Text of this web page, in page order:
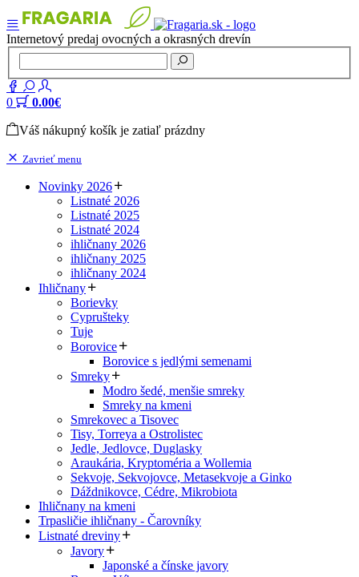
Internetový predaj ovocných a okrasných drevín
0 0.00€
Váš nákupný košík je zatiaľ prázdny
Zavrieť menu
Novinky 2026
Listnaté 2026
Listnaté 2025
Listnaté 2024
ihličnany 2026
ihličnany 2025
ihličnany 2024
Ihličnany
Borievky
Cyprušteky
Tuje
Borovice
Borovice s jedlými semenami
Smreky
Modro šedé, menšie smreky
Smreky na kmeni
Smrekovec a Tisovec
Tisy, Torreya a Ostrolistec
Jedle, Jedlovce, Duglasky
Araukária, Kryptoméria a Wollemia
Sekvoje, Sekvojovce, Metasekvoje a Ginko
Dáždnikovce, Cédre, Mikrobiota
Ihličnany na kmeni
Trpasličie ihličnany - Čarovníky
Listnaté dreviny
Javory
Japonské a čínske javory